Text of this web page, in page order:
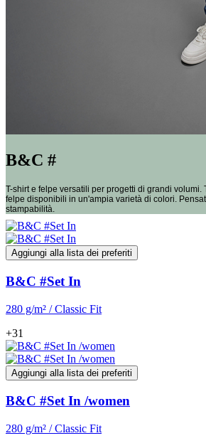
B&C #
T-shirt e felpe versatili per progetti di grandi volumi.
felpe disponibili in un'ampia varietà di colori.
stampabilità.
Aggiungi alla lista dei preferiti
B&C #Set In
280 g/m² / Classic Fit
+31
Aggiungi alla lista dei preferiti
B&C #Set In /women
280 g/m² / Classic Fit